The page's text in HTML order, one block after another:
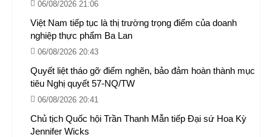
06/08/2026 21:06
Việt Nam tiếp tục là thị trường trọng điểm của doanh
nghiệp thực phẩm Ba Lan
06/08/2026 20:43
Quyết liệt tháo gỡ điểm nghẽn, bảo đảm hoàn thành mục
tiêu Nghị quyết 57-NQ/TW
06/08/2026 20:41
Chủ tịch Quốc hội Trần Thanh Mẫn tiếp Đại sứ Hoa Kỳ
Jennifer Wicks